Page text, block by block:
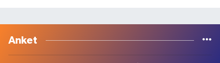
Anket